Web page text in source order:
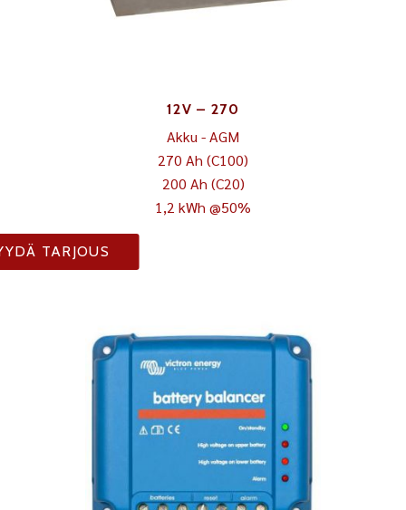
12V – 270
Akku - AGM
270 Ah (C100)
200 Ah (C20)
1,2 kWh @50%
TARJOUS